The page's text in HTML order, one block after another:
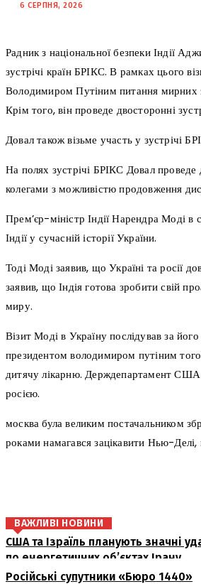
6 СЕРПНЯ, 2026
Радник з національної безпеки Індії
зустрічі країн БРІКС. В рамках цього
Володимиром Путіним питання мирних
Крім того, він проведе двосторонні
Довал також візьме участь у зустрічі
На полях зустрічі БРІКС Довал проведе
колегами з можливістю продовження
Прем’єр-міністр Індії Нарендра Моді в
Індії у сучасній історії України.
Тоді Моді заявив, що Україні та росії
заявив, що Індія готова зробити свій
миру.
Візит Моді в Україну послідував за
президентом володимиром путіним
дитячу лікарню. Держдепартамент США
росією.
москва була великим постачальником
роками намагався зацікавити Нью-
ВАЖЛИВІ НОВИНИ
США та Ізраїль планують значні
по енергетичних об’єктах Ірану
Російські супутники «Бюро 1440»